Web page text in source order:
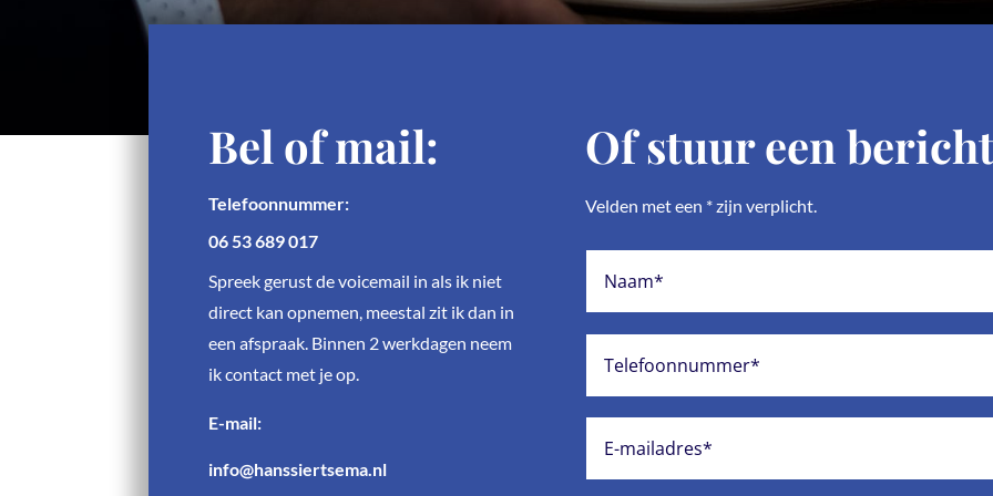
Bel of mail:
Telefoonnummer:
06 53 689 017
Spreek gerust de voicemail in als ik niet
direct kan opnemen, meestal zit ik dan in
een afspraak. Binnen 2 werkdagen neem
ik contact met je op.
E-mail:
info@hanssiertsema.nl
Of stuur een
Velden met een * zijn verplicht.